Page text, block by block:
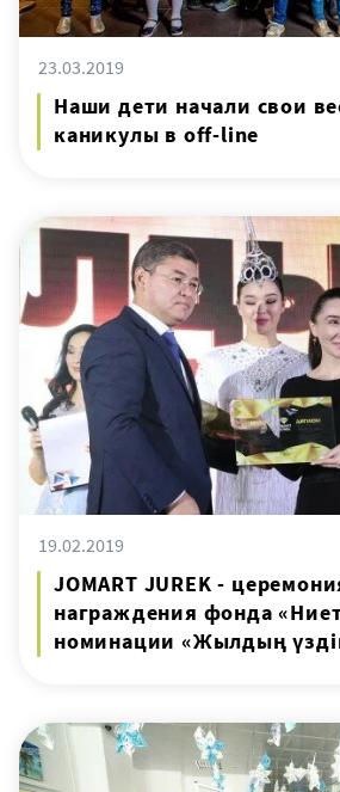
23.03.2019
Наши дети начали свои
каникулы в off-line
19.02.2019
JOMART JUREK -
награждения фонда
номинации «Жылдың